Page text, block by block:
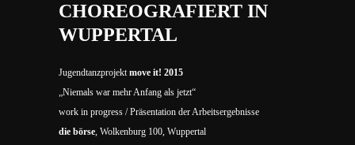
CHOREOGRAFIERT IN
WUPPERTAL
Jugendtanzprojektmove it! 2015
„Niemals war mehr Anfang als jetzt“
work in progress / Präsentation der Arbeitsergebnisse
die börse, Wolkenburg 100, Wuppertal